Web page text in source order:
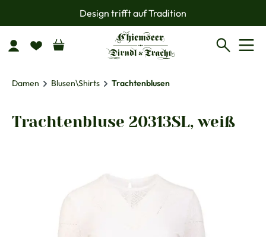
Zum Hauptinhalt springenDesign trifft auf Tradition
Damen Blusen\Shirts Trachtenblusen
Trachtenbluse 20313SL, weiß